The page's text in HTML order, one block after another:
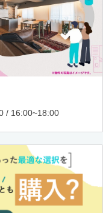
/ 16:00~18:00